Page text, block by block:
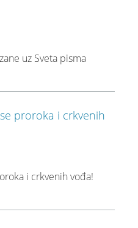
uz Sveta pisma
i crkvenih vođa!